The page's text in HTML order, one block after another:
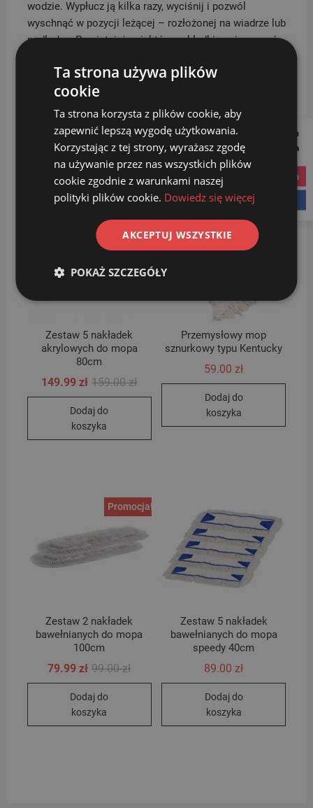
wodzie. Wypłucz ją kilka razy, wyciśnij i pozwól
wyschnąć w pozycji leżącej – rozłożonej na wiadrze lub
podłodze. Pamiętaj, że niektóre nakładki możesz prać
spowodować ich uszkodzenia lub utraty właściwości.
Odpowiednie dbanie o akcesoria do sprzątania sprawi,
że posłużą Ci one na długi czas, dzięki czemu
zaoszczędzisz budżet. Ponadto zachowasz higieniczną
czystość bez zbędnego wysiłku.
Podobne produkty
Promocja!
Zestaw 5 nakładek
akrylowych do mopa
80cm
159.00złPierwotna
149.99zł
Aktualna
Dodaj do
koszyka
Przemysłowy mop
sznurkowy typu Kentucky
59.00 zł
Dodaj do
koszyka
Promocja!
Zestaw 2 nakładek
bawełnianych do mopa
100cm
99.00złPierwotna
79.99zł
Aktualna
Dodaj do
koszyka
Zestaw 5 nakładek
bawełnianych do mopa
speedy 40cm
89.00 zł
Dodaj do
koszyka
Follow us on
Social Media
instagram
Ta strona używa plików
cookie
Ta strona korzysta z plików cookie, aby
zapewnić lepszą wygodę użytkowania.
Korzystając z tej strony, wyrażasz zgodę
na używanie przez nas wszystkich plików
cookie zgodnie z warunkami naszej
polityki plików cookie. Dowiedz się więcej
AKCEPTUJ WSZYSTKIE
POKAŻ SZCZEGÓŁY